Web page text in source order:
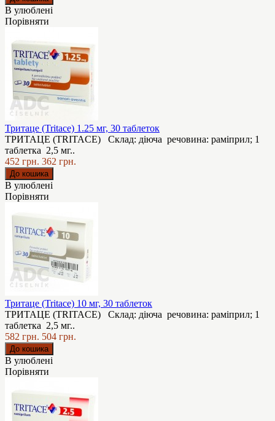
В улюблені
Порівняти
Тритаце (Tritace) 1.25 мг, 30 таблеток
ТРИТАЦЕ (TRITACE) Склад: діюча речовина: раміприл; 1
таблетка 2,5 мг..
452 грн. 362 грн.
В улюблені
Порівняти
Тритаце (Tritace) 10 мг, 30 таблеток
ТРИТАЦЕ (TRITACE) Склад: діюча речовина: раміприл; 1
таблетка 2,5 мг..
582 грн. 504 грн.
В улюблені
Порівняти